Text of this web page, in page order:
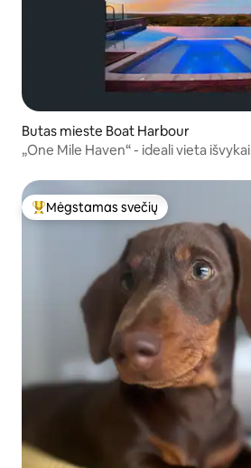
Butas mieste Boat Harbour
„One Mile Haven“ - ideali vieta išvykai
Svečių mėgstamiausias
Mėgstamas svečių